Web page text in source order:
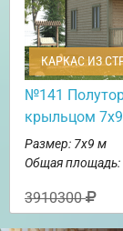
КАРКАС ИЗ
№141
крыльцом 7х9
Размер: 7х9 м
Общая площадь:
3910300